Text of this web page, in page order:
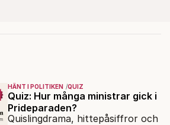
HÄNT I POLITIKEN QUIZ
Quiz: Hur många ministrar gick i
Prideparaden?
Quislingdrama, hittepåsiffror och